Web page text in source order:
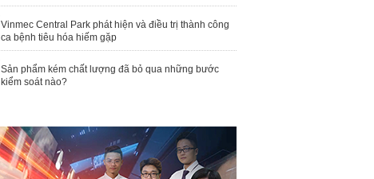
Vinmec Central Park phát hiện và điều trị thành công
ca bệnh tiêu hóa hiếm gặp
Sản phẩm kém chất lượng đã bỏ qua những bước
kiểm soát nào?